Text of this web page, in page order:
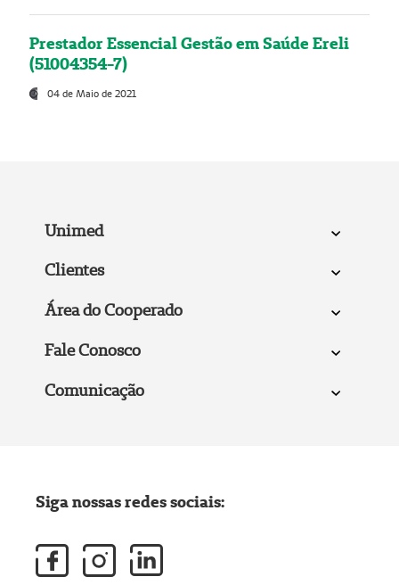
Prestador Essencial Gestão em Saúde Ereli
(51004354-7)
04 de Maio de 2021
Unimed
Clientes
Área do Cooperado
Fale Conosco
Comunicação
Siga nossas redes sociais: